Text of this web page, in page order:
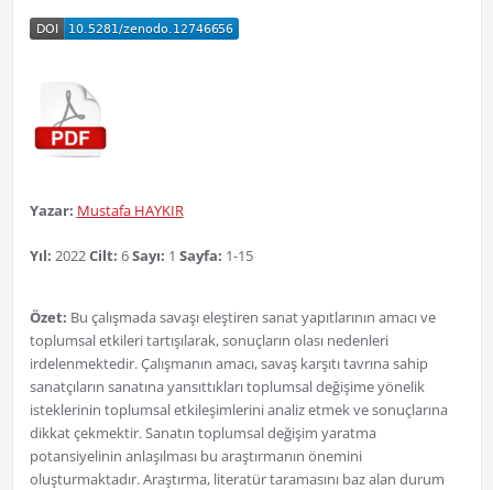
Yazar: Mustafa HAYKIR
Yıl: 2022Cilt: 6Sayı: 1 Sayfa: 1-15
Özet: Bu çalışmada savaşı eleştiren sanat yapıtlarının amacı ve
toplumsal etkileri tartışılarak, sonuçların olası nedenleri
irdelenmektedir. Çalışmanın amacı, savaş karşıtı tavrına sahip
sanatçıların sanatına yansıttıkları toplumsal değişime yönelik
isteklerinin toplumsal etkileşimlerini analiz etmek ve sonuçlarına
dikkat çekmektir. Sanatın toplumsal değişim yaratma
potansiyelinin anlaşılması bu araştırmanın önemini
oluşturmaktadır. Araştırma, literatür taramasını baz alan durum